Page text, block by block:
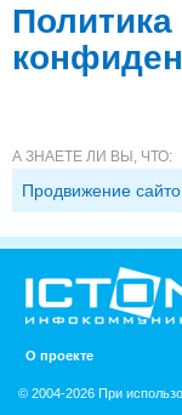
Политика
А ЗНАЕТЕ ЛИ ВЫ, ЧТО:
Продвижение
О проекте
© 2004-2026 При